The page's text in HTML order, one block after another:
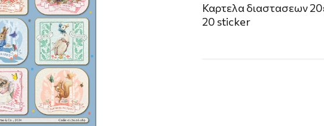
Καρτελα διαστασεων
20 sticker